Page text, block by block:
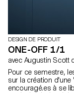
DESIGN DE PRODUIT
ONE-OFF 1/1
avec Augustin
Pour ce semestre,
sur la création d'une
encouragé.es à se